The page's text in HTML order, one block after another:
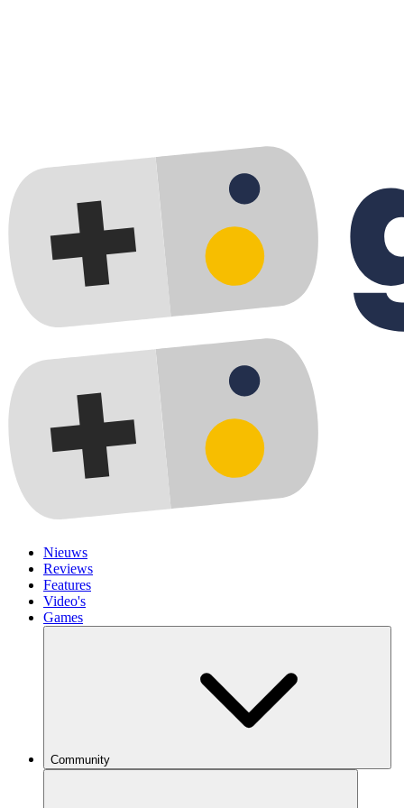
Nieuws
Reviews
Features
Video's
Games
Community